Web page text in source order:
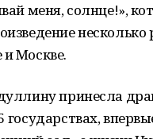
меня, солнце!»,
несколько
Москве.
принесла